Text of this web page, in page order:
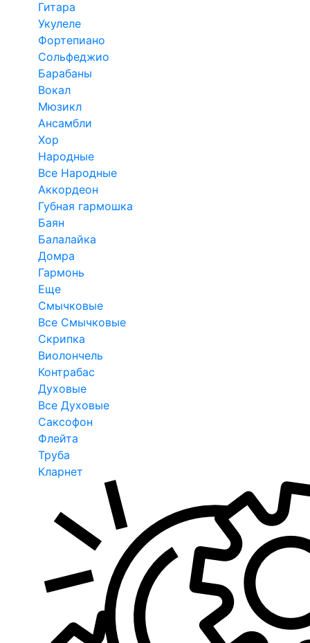
Гитара
Укулеле
Фортепиано
Сольфеджио
Барабаны
Вокал
Мюзикл
Ансамбли
Хор
Народные
Все Народные
Аккордеон
Губная гармошка
Баян
Балалайка
Домра
Гармонь
Еще
Смычковые
Все Смычковые
Скрипка
Виолончель
Контрабас
Духовые
Все Духовые
Саксофон
Флейта
Труба
Кларнет